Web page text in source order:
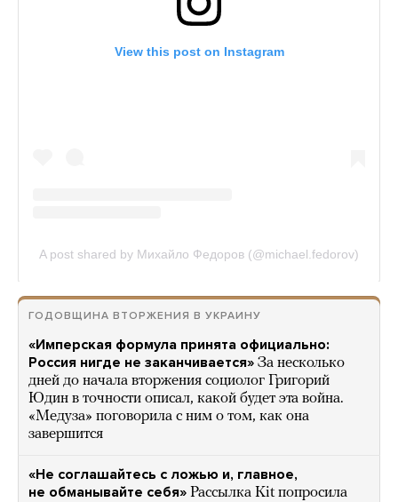
ГОДОВЩИНА ВТОРЖЕНИЯ В УКРАИНУ
«Имперская формула принята официально:
Россия нигде не заканчивается» За несколько
дней до начала вторжения социолог Григорий
Юдин в точности описал, какой будет эта война.
«Медуза» поговорила с ним о том, как она
завершится
«Не соглашайтесь с ложью и, главное,
не обманывайте себя» Рассылка Kit попросила